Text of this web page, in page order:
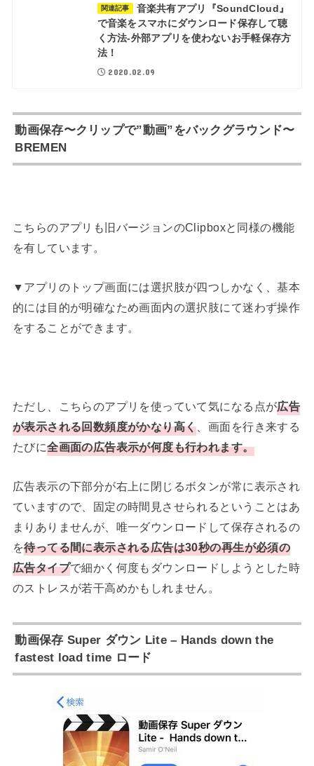
関連記事
音楽共有アプリ『SoundCloud』
で音楽をスマホにダウンロード保存して聴
く方法-外部アプリを使わないお手軽保存方
法！
2020.02.09
動画保存〜クリップで”動画”をバックグラウンド〜
BREMEN
こちらのアプリも旧バージョンのClipboxと同様の機能
を有しています。
▼アプリのトップ画面には選択肢が四つしかなく、基本
的には目的が明確なため画面内の選択肢にて迷わず操作
をすることができます。
ただし、こちらのアプリを使っていて気になる点が広告
が表示される回数頻度がかなり高く 、画面を行き来する
たびに全画面の広告表示が何度も行われます。
広告表示の下部分が右上に閉じるボタンが常に表示され
ていますので、固定の時間見させられるということはあ
まりありませんが、唯一ダウンロードして保存されるの
を待ってる間に表示される広告は30秒の再生が必須の
広告タイプで細かく何度もダウンロードしようとした時
のストレスが若干高めかもしれません。
動画保存 Super ダウン Lite – Hands down the
fastest load time ロード